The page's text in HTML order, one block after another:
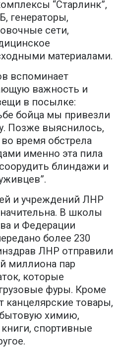
“Старлинк”,
генераторы,
сети,
материалами.
вспоминает
важность и
в посылке:
бойца мы привезли
Позже выяснилось,
время обстрела
именно эта пила
блиндажи и
и учреждений ЛНР
В школы
и Федерации
более 230
ЛНР отправили
миллиона пар
которые
фуры. Кроме
канцелярские товары,
химию,
спортивные